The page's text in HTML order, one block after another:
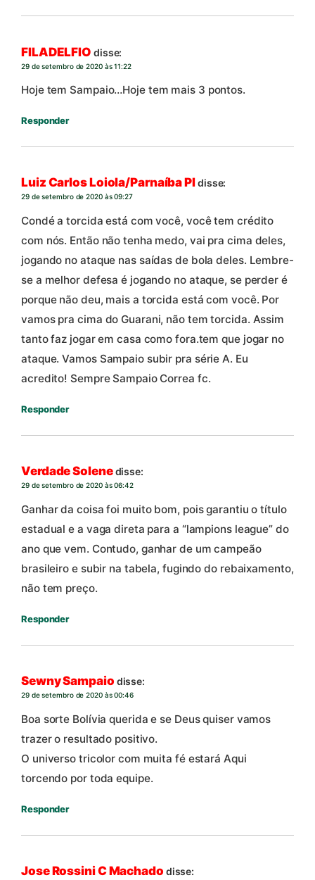
FILADELFIO disse:
29 de setembro de 2020 às 11:22
Hoje tem Sampaio…Hoje tem mais 3 pontos.
Responder
Luiz Carlos Loiola/Parnaíba PIdisse:
29 de setembro de 2020 às 09:27
Condé a torcida está com você, você tem crédito
com nós. Então não tenha medo, vai pra cima deles,
jogando no ataque nas saídas de bola deles. Lembre-
se a melhor defesa é jogando no ataque, se perder é
porque não deu, mais a torcida está com você. Por
vamos pra cima do Guarani, não tem torcida. Assim
tanto faz jogar em casa como fora.tem que jogar no
ataque. Vamos Sampaio subir pra série A. Eu
acredito! Sempre Sampaio Correa fc.
Responder
Verdade Solenedisse:
29 de setembro de 2020 às 06:42
Ganhar da coisa foi muito bom, pois garantiu o título
estadual e a vaga direta para a “lampions league” do
ano que vem. Contudo, ganhar de um campeão
brasileiro e subir na tabela, fugindo do rebaixamento,
não tem preço.
Responder
Sewny Sampaio disse:
29 de setembro de 2020 às 00:46
Boa sorte Bolívia querida e se Deus quiser vamos
trazer o resultado positivo.
O universo tricolor com muita fé estará Aqui
torcendo por toda equipe.
Responder
Jose Rossini C Machado disse: